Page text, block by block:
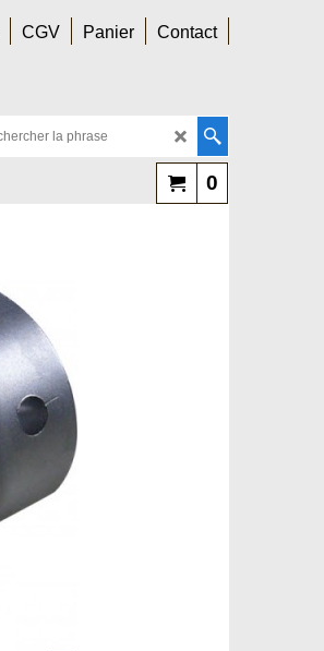
CGV Panier Contact
0